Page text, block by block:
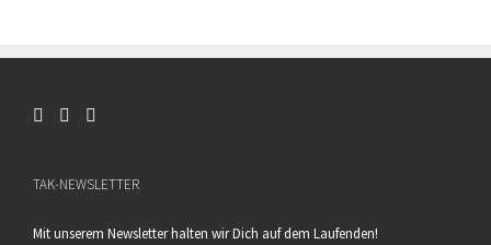
TAK-NEWSLETTER
Mit unserem Newsletter halten wir Dich auf dem Laufenden!